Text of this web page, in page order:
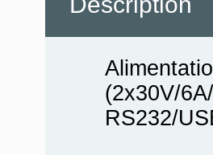
(2x30V/
RS232/